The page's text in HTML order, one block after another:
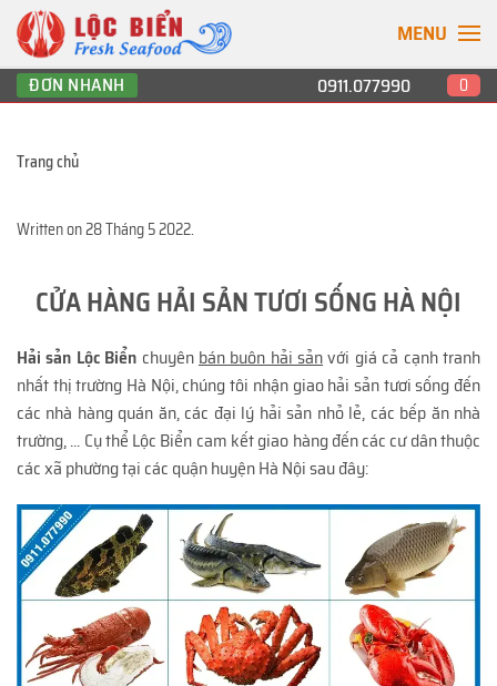
MENU
ĐƠN NHANH 0911.077990 0
Trang chủ
Written on28 Tháng 5 2022.
CỬA HÀNG HẢI SẢN TƯƠI SỐNG HÀ NỘI
Hải sản Lộc Biển chuyênbán buôn hải sảnvới giá cả cạnh tranh
nhất thị trường Hà Nội, chúng tôi nhận giao hải sản tươi sống đến
các nhà hàng quán ăn, các đại lý hải sản nhỏ lẻ, các bếp ăn nhà
trường, ... Cụ thể Lộc Biển cam kết giao hàng đến các cư dân thuộc
các xã phường tại các quận huyện Hà Nội sau đây: